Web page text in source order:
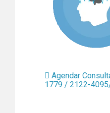
Agendar
1779 / 2122-